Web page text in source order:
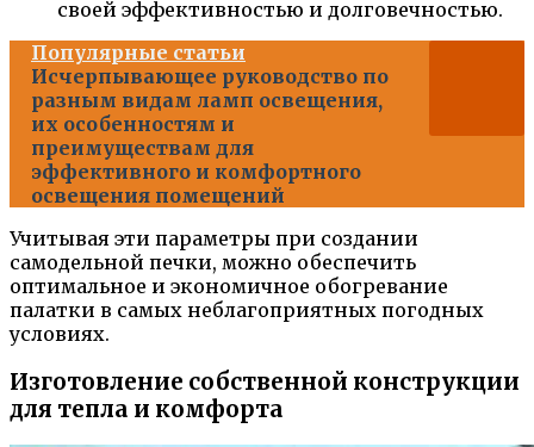
своей эффективностью и долговечностью.
Популярные статьи
Исчерпывающее руководство по
разным видам ламп освещения,
их особенностям и
преимуществам для
эффективного и комфортного
освещения помещений
Учитывая эти параметры при создании
самодельной печки, можно обеспечить
оптимальное и экономичное обогревание
палатки в самых неблагоприятных погодных
условиях.
Изготовление собственной конструкции
для тепла и комфорта